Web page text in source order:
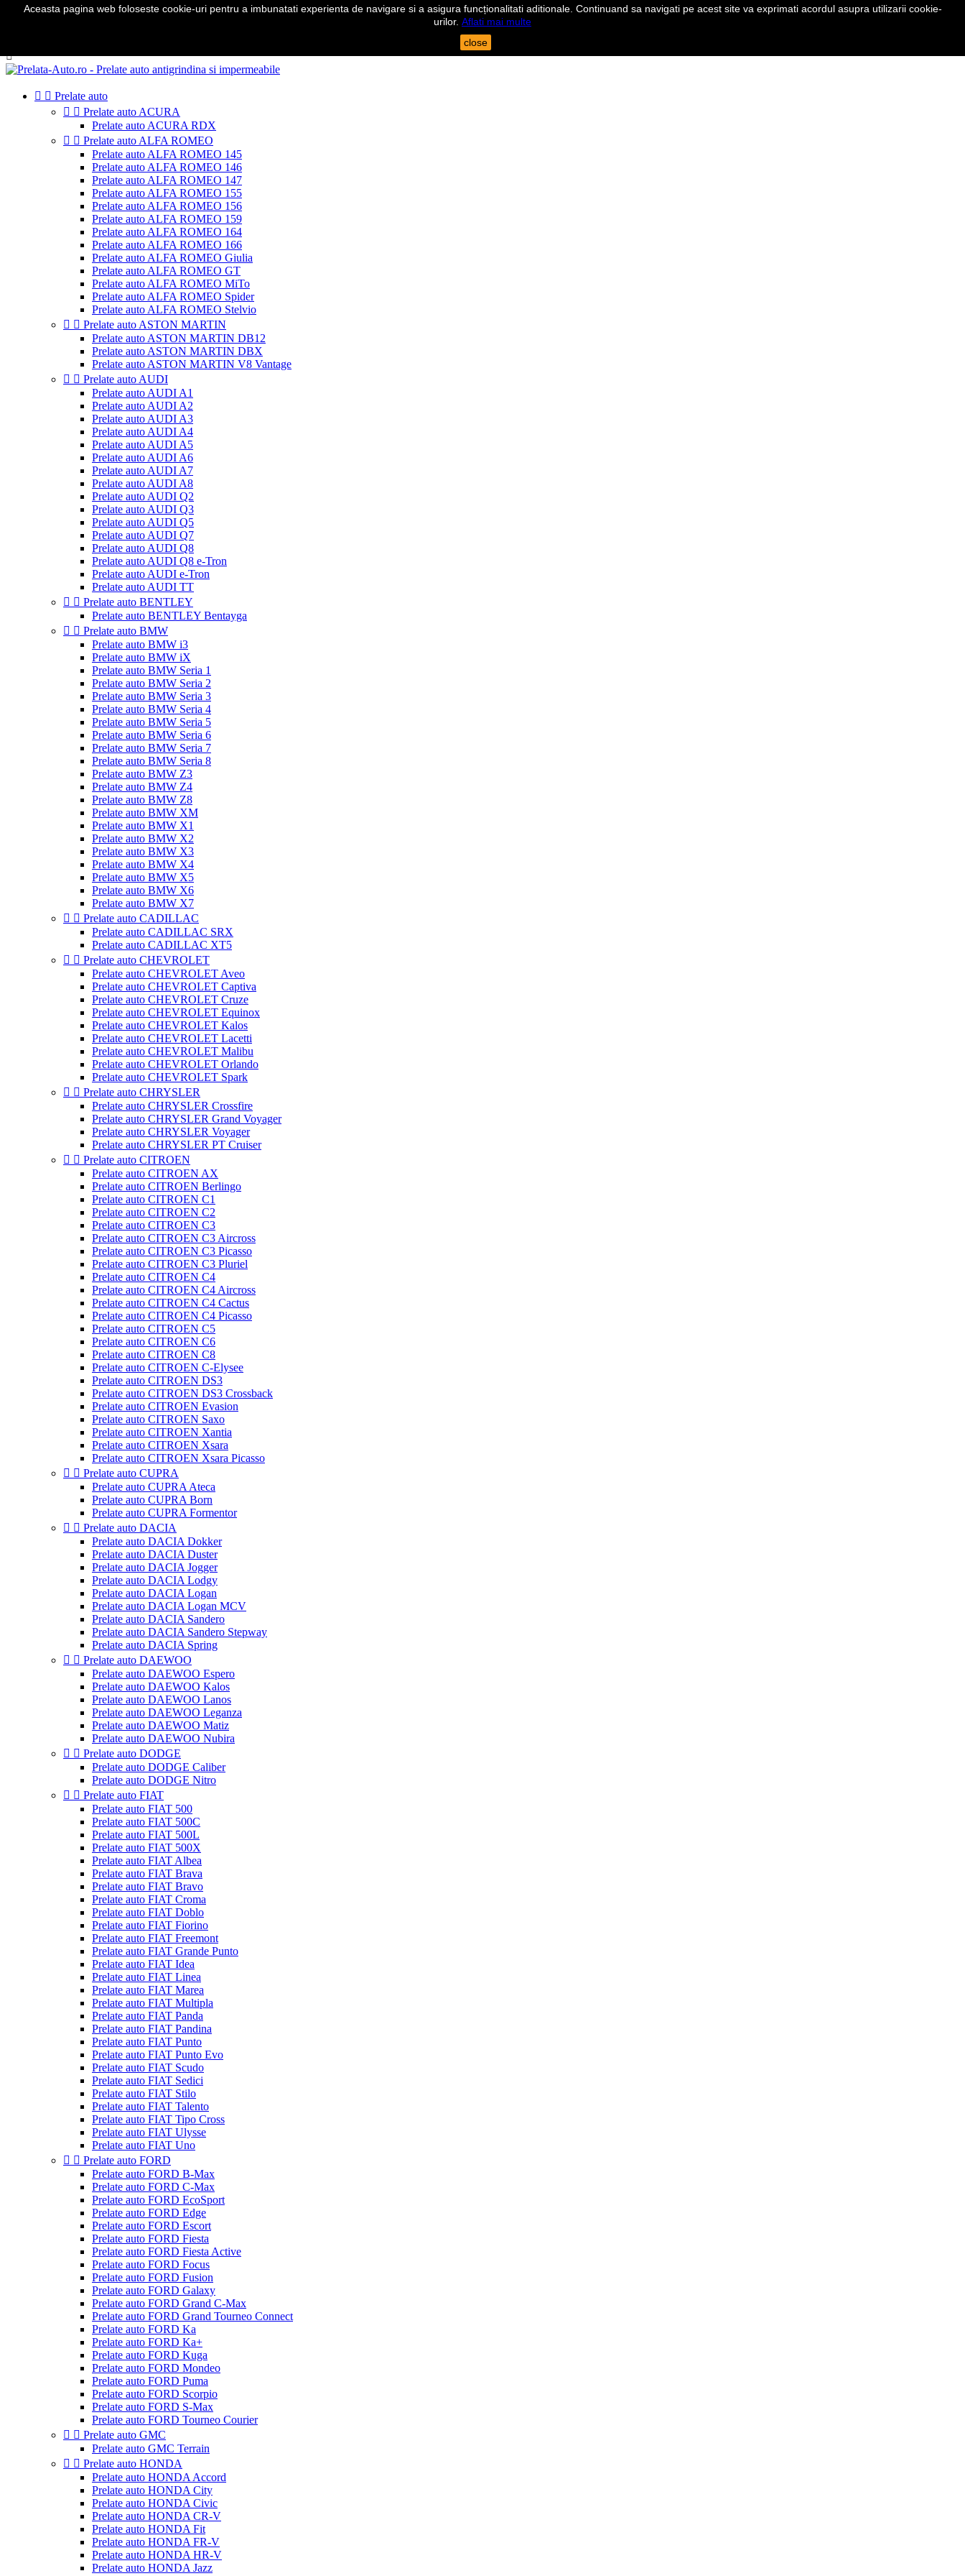
Telefon:0724 571 115

  Prelate auto
  Prelate auto ACURA
Prelate auto ACURA RDX
  Prelate auto ALFA ROMEO
Prelate auto ALFA ROMEO 145
Prelate auto ALFA ROMEO 146
Prelate auto ALFA ROMEO 147
Prelate auto ALFA ROMEO 155
Prelate auto ALFA ROMEO 156
Prelate auto ALFA ROMEO 159
Prelate auto ALFA ROMEO 164
Prelate auto ALFA ROMEO 166
Prelate auto ALFA ROMEO Giulia
Prelate auto ALFA ROMEO GT
Prelate auto ALFA ROMEO MiTo
Prelate auto ALFA ROMEO Spider
Prelate auto ALFA ROMEO Stelvio
  Prelate auto ASTON MARTIN
Prelate auto ASTON MARTIN DB12
Prelate auto ASTON MARTIN DBX
Prelate auto ASTON MARTIN V8 Vantage
  Prelate auto AUDI
Prelate auto AUDI A1
Prelate auto AUDI A2
Prelate auto AUDI A3
Prelate auto AUDI A4
Prelate auto AUDI A5
Prelate auto AUDI A6
Prelate auto AUDI A7
Prelate auto AUDI A8
Prelate auto AUDI Q2
Prelate auto AUDI Q3
Prelate auto AUDI Q5
Prelate auto AUDI Q7
Prelate auto AUDI Q8
Prelate auto AUDI Q8 e-Tron
Prelate auto AUDI e-Tron
Prelate auto AUDI TT
  Prelate auto BENTLEY
Prelate auto BENTLEY Bentayga
  Prelate auto BMW
Prelate auto BMW i3
Prelate auto BMW iX
Prelate auto BMW Seria 1
Prelate auto BMW Seria 2
Prelate auto BMW Seria 3
Prelate auto BMW Seria 4
Prelate auto BMW Seria 5
Prelate auto BMW Seria 6
Prelate auto BMW Seria 7
Prelate auto BMW Seria 8
Prelate auto BMW Z3
Prelate auto BMW Z4
Prelate auto BMW Z8
Prelate auto BMW XM
Prelate auto BMW X1
Prelate auto BMW X2
Prelate auto BMW X3
Prelate auto BMW X4
Prelate auto BMW X5
Prelate auto BMW X6
Prelate auto BMW X7
  Prelate auto CADILLAC
Prelate auto CADILLAC SRX
Prelate auto CADILLAC XT5
  Prelate auto CHEVROLET
Prelate auto CHEVROLET Aveo
Prelate auto CHEVROLET Captiva
Prelate auto CHEVROLET Cruze
Prelate auto CHEVROLET Equinox
Prelate auto CHEVROLET Kalos
Prelate auto CHEVROLET Lacetti
Prelate auto CHEVROLET Malibu
Prelate auto CHEVROLET Orlando
Prelate auto CHEVROLET Spark
  Prelate auto CHRYSLER
Prelate auto CHRYSLER Crossfire
Prelate auto CHRYSLER Grand Voyager
Prelate auto CHRYSLER Voyager
Prelate auto CHRYSLER PT Cruiser
  Prelate auto CITROEN
Prelate auto CITROEN AX
Prelate auto CITROEN Berlingo
Prelate auto CITROEN C1
Prelate auto CITROEN C2
Prelate auto CITROEN C3
Prelate auto CITROEN C3 Aircross
Prelate auto CITROEN C3 Picasso
Prelate auto CITROEN C3 Pluriel
Prelate auto CITROEN C4
Prelate auto CITROEN C4 Aircross
Prelate auto CITROEN C4 Cactus
Prelate auto CITROEN C4 Picasso
Prelate auto CITROEN C5
Prelate auto CITROEN C6
Prelate auto CITROEN C8
Prelate auto CITROEN C-Elysee
Prelate auto CITROEN DS3
Prelate auto CITROEN DS3 Crossback
Prelate auto CITROEN Evasion
Prelate auto CITROEN Saxo
Prelate auto CITROEN Xantia
Prelate auto CITROEN Xsara
Prelate auto CITROEN Xsara Picasso
  Prelate auto CUPRA
Prelate auto CUPRA Ateca
Prelate auto CUPRA Born
Prelate auto CUPRA Formentor
  Prelate auto DACIA
Prelate auto DACIA Dokker
Prelate auto DACIA Duster
Prelate auto DACIA Jogger
Prelate auto DACIA Lodgy
Prelate auto DACIA Logan
Prelate auto DACIA Logan MCV
Prelate auto DACIA Sandero
Prelate auto DACIA Sandero Stepway
Prelate auto DACIA Spring
  Prelate auto DAEWOO
Prelate auto DAEWOO Espero
Prelate auto DAEWOO Kalos
Prelate auto DAEWOO Lanos
Prelate auto DAEWOO Leganza
Prelate auto DAEWOO Matiz
Prelate auto DAEWOO Nubira
  Prelate auto DODGE
Prelate auto DODGE Caliber
Prelate auto DODGE Nitro
  Prelate auto FIAT
Prelate auto FIAT 500
Prelate auto FIAT 500C
Prelate auto FIAT 500L
Prelate auto FIAT 500X
Prelate auto FIAT Albea
Prelate auto FIAT Brava
Prelate auto FIAT Bravo
Prelate auto FIAT Croma
Prelate auto FIAT Doblo
Prelate auto FIAT Fiorino
Prelate auto FIAT Freemont
Prelate auto FIAT Grande Punto
Prelate auto FIAT Idea
Prelate auto FIAT Linea
Prelate auto FIAT Marea
Prelate auto FIAT Multipla
Prelate auto FIAT Panda
Prelate auto FIAT Pandina
Prelate auto FIAT Punto
Prelate auto FIAT Punto Evo
Prelate auto FIAT Scudo
Prelate auto FIAT Sedici
Prelate auto FIAT Stilo
Prelate auto FIAT Talento
Prelate auto FIAT Tipo Cross
Prelate auto FIAT Ulysse
Prelate auto FIAT Uno
  Prelate auto FORD
Prelate auto FORD B-Max
Prelate auto FORD C-Max
Prelate auto FORD EcoSport
Prelate auto FORD Edge
Prelate auto FORD Escort
Prelate auto FORD Fiesta
Prelate auto FORD Fiesta Active
Prelate auto FORD Focus
Prelate auto FORD Fusion
Prelate auto FORD Galaxy
Prelate auto FORD Grand C-Max
Prelate auto FORD Grand Tourneo Connect
Prelate auto FORD Ka
Prelate auto FORD Ka+
Prelate auto FORD Kuga
Prelate auto FORD Mondeo
Prelate auto FORD Puma
Prelate auto FORD Scorpio
Prelate auto FORD S-Max
Prelate auto FORD Tourneo Courier
  Prelate auto GMC
Prelate auto GMC Terrain
  Prelate auto HONDA
Prelate auto HONDA Accord
Prelate auto HONDA City
Prelate auto HONDA Civic
Prelate auto HONDA CR-V
Prelate auto HONDA Fit
Prelate auto HONDA FR-V
Prelate auto HONDA HR-V
Prelate auto HONDA Jazz
Aceasta pagina web foloseste cookie-uri pentru a imbunatati experienta de navigare si a asigura funcționalitati aditionale. Continuand sa navigati pe acest site va exprimati acordul asupra utilizarii cookie-
urilor. Aflati mai multe
close